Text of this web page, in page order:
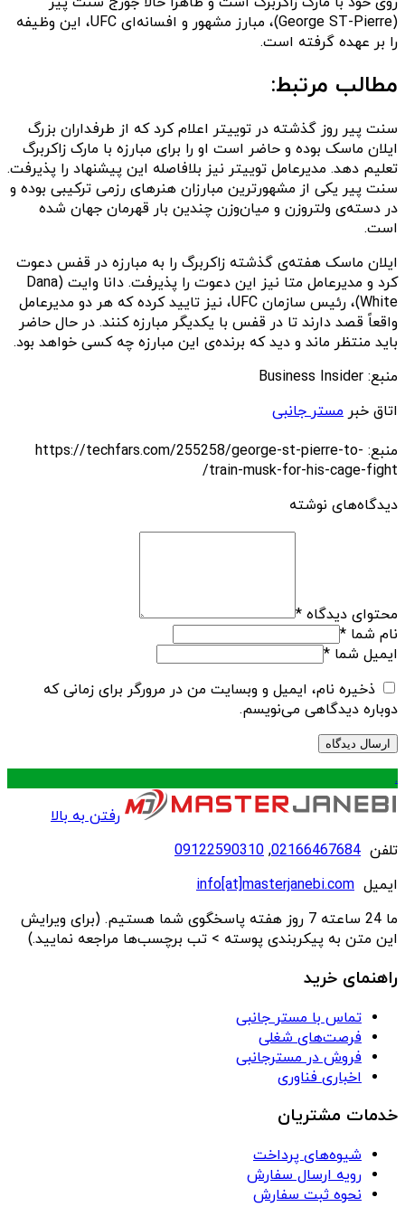
(George ST-Pierre)، مبارز مشهور و افسانه‌ای UFC، این وظیفه
را بر عهده گرفته است.
مطالب مرتبط:
سنت پیر روز گذشته در توییتر اعلام کرد که از طرفداران بزرگ
ایلان ماسک بوده و حاضر است او را برای مبارزه با مارک زاکربرگ
تعلیم دهد. مدیرعامل توییتر نیز بلافاصله این پیشنهاد را پذیرفت.
سنت پیر یکی از مشهورترین مبارزان هنرهای رزمی ترکیبی بوده و
در دسته‌ی ولتروزن و میان‌وزن چندین بار قهرمان جهان شده
است.
ایلان ماسک هفته‌ی گذشته زاکربرگ را به مبارزه در قفس دعوت
کرد و مدیرعامل متا نیز این دعوت را پذیرفت. دانا وایت (Dana
White)، رئیس سازمان UFC، نیز تایید کرده که هر دو مدیرعامل
واقعاً قصد دارند تا در قفس با یکدیگر مبارزه کنند. در حال حاضر
باید منتظر ماند و دید که برنده‌ی این مبارزه چه کسی خواهد بود.
منبع: Business Insider
اتاق خبر مستر جانبی
منبع: https://techfars.com/255258/george-st-pierre-to-
train-musk-for-his-cage-fight/
دیدگاه‌های نوشته
محتوای دیدگاه *
نام شما *
ایمیل شما *
ذخیره نام، ایمیل و وبسایت من در مرورگر برای زمانی که
دوباره دیدگاهی می‌نویسم.
.
رفتن به بالا
تلفن 02166467684
,
09122590310
ایمیل info[at]masterjanebi.com
ما 24 ساعته 7 روز هفته پاسخگوی شما هستیم. (برای ویرایش
این متن به پیکربندی پوسته > تب برچسب‌ها مراجعه نمایید.)
راهنمای خرید
تماس با مستر جانبی
فرصت‌های شغلی
فروش در مسترجانبی
اخباری فناوری
خدمات مشتریان
شیوه‌های پرداخت
رویه ارسال سفارش
نحوه ثبت سفارش